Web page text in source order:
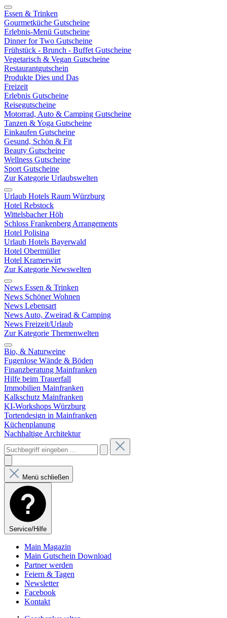
Essen & Trinken
Gourmetküche Gutscheine
Erlebnis-Menü Gutscheine
Dinner for Two Gutscheine
Frühstück - Brunch - Buffet Gutscheine
Vegetarisch & Vegan Gutscheine
Restaurantgutschein
Produkte Dies und Das
Freizeit
Erlebnis Gutscheine
Reisegutscheine
Motorrad, Auto & Camping Gutscheine
Tanzen & Yoga Gutscheine
Einkaufen Gutscheine
Gesund, Schön & Fit
Beauty Gutscheine
Wellness Gutscheine
Sport Gutscheine
Zur Kategorie Urlaubswelten
Urlaub Hotels Raum Würzburg
Hotel Rebstock
Wittelsbacher Höh
Schloss Frankenberg Arrangements
Hotel Polisina
Urlaub Hotels Bayerwald
Hotel Obermüller
Hotel Kramerwirt
Zur Kategorie Newswelten
News Essen & Trinken
News Schöner Wohnen
News Lebensart
News Auto, Zweirad & Camping
News Freizeit/Urlaub
Zur Kategorie Themenwelten
Bio, & Naturweine
Fugenlose Wände & Böden
Finanzberatung Mainfranken
Hilfe beim Trauerfall
Immobilien Mainfranken
Kalkschutz Mainfranken
KI-Workshops Würzburg
Tortendesign in Mainfranken
Küchenplanung
Nachhaltige Architektur
Menü schließen
Service/Hilfe
Main Magazin
Main Gutschein Download
Partner werden
Feiern & Tagen
Newsletter
Facebook
Kontakt